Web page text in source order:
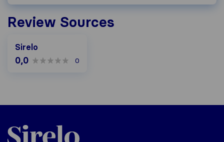
Review Sources
Sirelo
0,0 0
Sirelo.at